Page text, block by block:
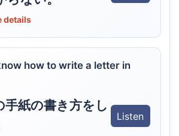
details
how to write a letter in
手紙の書き方をし
Listen